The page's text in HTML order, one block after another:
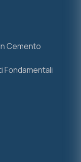
Cemento
Fondamentali